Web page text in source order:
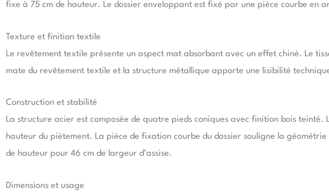
fixe à 75 cm de hauteur. Le dossier enveloppant est fixé par une pièce courbe en
Texture et finition textile
Le revêtement textile présente un aspect mat absorbant avec un effet chiné. Le
mate du revêtement textile et la structure métallique apporte une lisibilité
Construction et stabilité
La structure acier est composée de quatre pieds coniques avec finition bois
hauteur du piètement. La pièce de fixation courbe du dossier souligne la
de hauteur pour 46 cm de largeur d’assise.
Dimensions et usage